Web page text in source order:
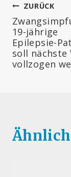
ZURÜCK
19-jährige
Epilepsie-
soll nächste
vollzogen